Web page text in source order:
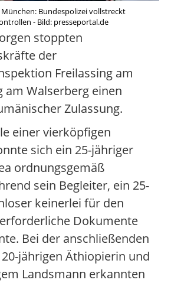
Bundespolizei vollstreckt
- Bild: presseportal.de
stoppten
der
Freilassing am
am Walserberg einen
Zulassung.
einer vierköpfigen
sich ein 25-jähriger
ordnungsgemäß
sein Begleiter, ein 25-
keinerlei für den
Dokumente
Bei der anschließenden
jährigen Äthiopierin und
Landsmann erkannten